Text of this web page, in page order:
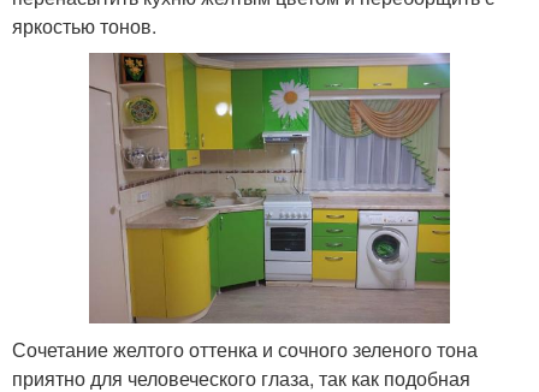
яркостью тонов.
Сочетание желтого оттенка и сочного зеленого тона
приятно для человеческого глаза, так как подобная